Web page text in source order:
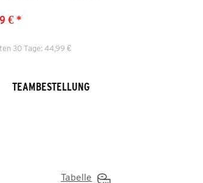
€ *
30 Tage: 44,99 €
TEAMBESTELLUNG
Tabelle